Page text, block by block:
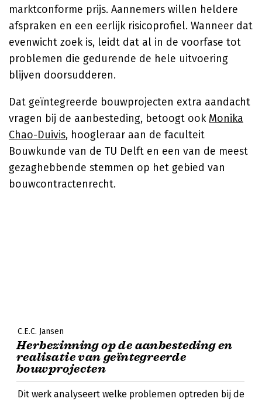
marktconforme prijs. Aannemers willen heldere
afspraken en een eerlijk risicoprofiel. Wanneer dat
evenwicht zoek is, leidt dat al in de voorfase tot
problemen die gedurende de hele uitvoering
blijven doorsudderen.
Dat geïntegreerde bouwprojecten extra aandacht
vragen bij de aanbesteding, betoogt ook Monika
Chao-Duivis, hoogleraar aan de faculteit
Bouwkunde van de TU Delft en een van de meest
gezaghebbende stemmen op het gebied van
bouwcontractenrecht.
C.E.C. Jansen
Herbezinning op de aanbesteding en
realisatie van geïntegreerde
bouwprojecten
Dit werk analyseert welke problemen optreden bij de